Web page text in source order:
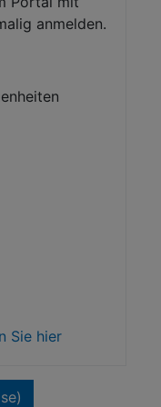
anmelden.
Sie hier